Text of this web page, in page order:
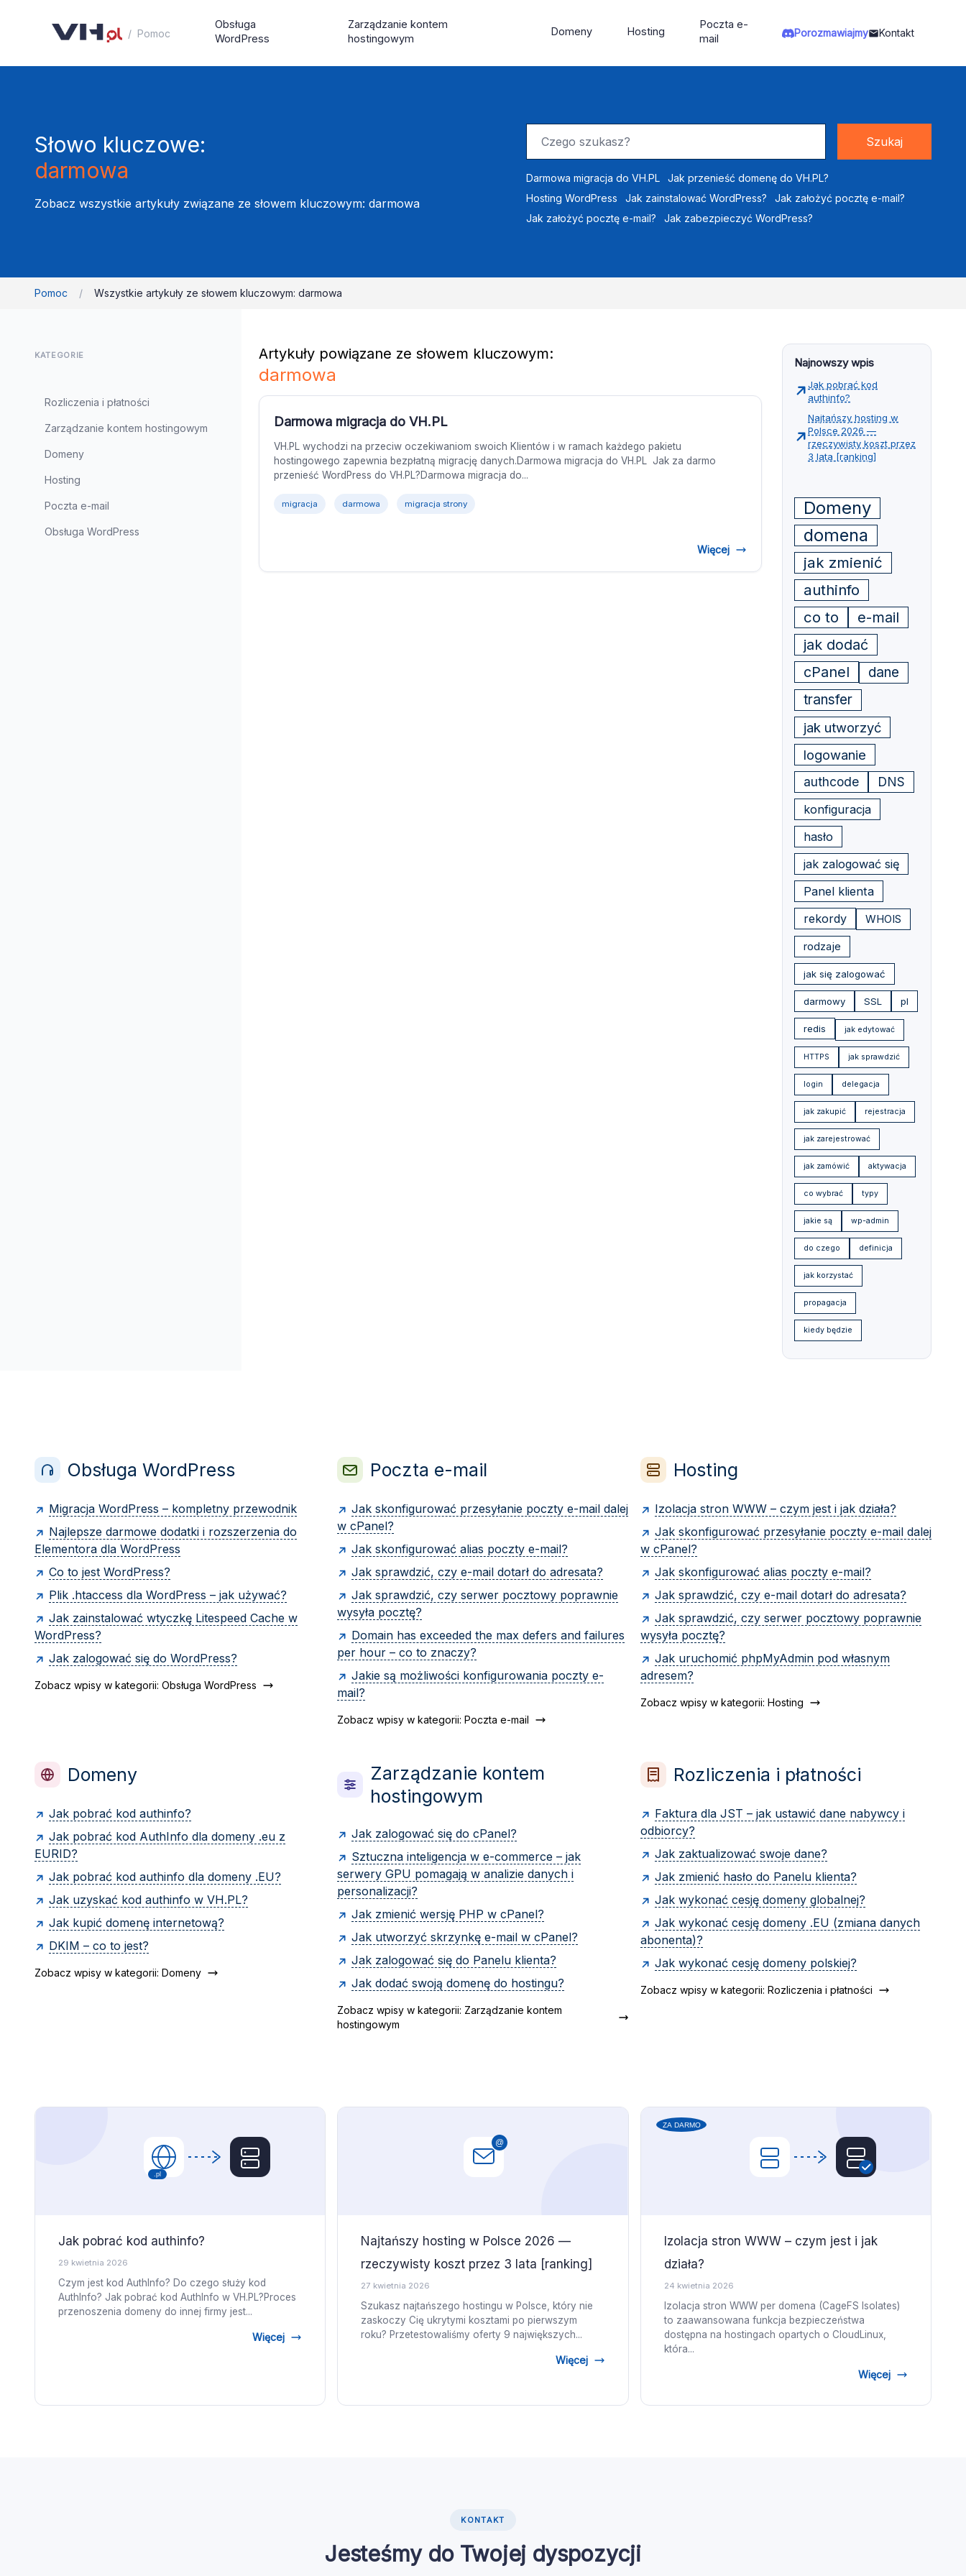
/ Pomoc
Obsługa
WordPress
Zarządzanie kontem
hostingowym
Domeny Hosting
Poczta e-
mail
Porozmawiajmy Kontakt
Słowo kluczowe:
darmowa
Zobacz wszystkie artykuły związane ze słowem kluczowym: darmowa
Szukaj
Darmowa migracja do VH.PL
Jak przenieść domenę do VH.PL?
Hosting WordPress
Jak zainstalować WordPress?
Jak założyć pocztę e-mail?
Jak założyć pocztę e-mail?
Jak zabezpieczyć WordPress?
Pomoc / Wszystkie artykuły ze słowem kluczowym: darmowa
KATEGORIE
Rozliczenia i płatności
Zarządzanie kontem hostingowym
Domeny
Hosting
Poczta e-mail
Obsługa WordPress
Artykuły powiązane ze słowem kluczowym:
darmowa
Darmowa migracja do VH.PL
VH.PL wychodzi na przeciw oczekiwaniom swoich Klientów i w ramach każdego pakietu
hostingowego zapewnia bezpłatną migrację danych.Darmowa migracja do VH.PL Jak za darmo
przenieść WordPress do VH.PL?Darmowa migracja do...
migracja darmowa migracja strony
Więcej
Najnowszy wpis
Jak pobrać kod
authinfo?
Najtańszy hosting w
Polsce 2026 —
rzeczywisty koszt przez
3 lata [ranking]
Domeny
domena
jak zmienić
authinfo
co to
e-mail
jak dodać
cPanel
dane
transfer
jak utworzyć
logowanie
authcode DNS
konfiguracja
hasło
jak zalogować się
Panel klienta
rekordy
WHOIS
rodzaje
jak się zalogować
darmowy SSL pl
redis jak edytować
HTTPS jak sprawdzić
login delegacja
jak zakupić rejestracja
jak zarejestrować
jak zamówić aktywacja
co wybrać typy
jakie są wp-admin
do czego definicja
jak korzystać
propagacja
kiedy będzie
Obsługa WordPress
Migracja WordPress – kompletny przewodnik
Najlepsze darmowe dodatki i rozszerzenia do
Elementora dla WordPress
Co to jest WordPress?
Plik .htaccess dla WordPress – jak używać?
Jak zainstalować wtyczkę Litespeed Cache w
WordPress?
Jak zalogować się do WordPress?
Zobacz wpisy w kategorii: Obsługa WordPress
Poczta e-mail
Jak skonfigurować przesyłanie poczty e-mail dalej
w cPanel?
Jak skonfigurować alias poczty e-mail?
Jak sprawdzić, czy e-mail dotarł do adresata?
Jak sprawdzić, czy serwer pocztowy poprawnie
wysyła pocztę?
Domain has exceeded the max defers and failures
per hour – co to znaczy?
Jakie są możliwości konfigurowania poczty e-
mail?
Zobacz wpisy w kategorii: Poczta e-mail
Hosting
Izolacja stron WWW – czym jest i jak działa?
Jak skonfigurować przesyłanie poczty e-mail dalej
w cPanel?
Jak skonfigurować alias poczty e-mail?
Jak sprawdzić, czy e-mail dotarł do adresata?
Jak sprawdzić, czy serwer pocztowy poprawnie
wysyła pocztę?
Jak uruchomić phpMyAdmin pod własnym
adresem?
Zobacz wpisy w kategorii: Hosting
Domeny
Jak pobrać kod authinfo?
Jak pobrać kod AuthInfo dla domeny .eu z
EURID?
Jak pobrać kod authinfo dla domeny .EU?
Jak uzyskać kod authinfo w VH.PL?
Jak kupić domenę internetową?
DKIM – co to jest?
Zobacz wpisy w kategorii: Domeny
Zarządzanie kontem
hostingowym
Jak zalogować się do cPanel?
Sztuczna inteligencja w e-commerce – jak
serwery GPU pomagają w analizie danych i
personalizacji?
Jak zmienić wersję PHP w cPanel?
Jak utworzyć skrzynkę e-mail w cPanel?
Jak zalogować się do Panelu klienta?
Jak dodać swoją domenę do hostingu?
Zobacz wpisy w kategorii: Zarządzanie kontem
hostingowym
Rozliczenia i płatności
Faktura dla JST – jak ustawić dane nabywcy i
odbiorcy?
Jak zaktualizować swoje dane?
Jak zmienić hasło do Panelu klienta?
Jak wykonać cesję domeny globalnej?
Jak wykonać cesję domeny .EU (zmiana danych
abonenta)?
Jak wykonać cesję domeny polskiej?
Zobacz wpisy w kategorii: Rozliczenia i płatności
Jak pobrać kod authinfo?
29 kwietnia 2026
Czym jest kod AuthInfo? Do czego służy kod
AuthInfo? Jak pobrać kod AuthInfo w VH.PL?Proces
przenoszenia domeny do innej firmy jest...
Więcej
Najtańszy hosting w Polsce 2026 —
rzeczywisty koszt przez 3 lata [ranking]
27 kwietnia 2026
Szukasz najtańszego hostingu w Polsce, który nie
zaskoczy Cię ukrytymi kosztami po pierwszym
roku? Przetestowaliśmy oferty 9 największych...
Więcej
Izolacja stron WWW – czym jest i jak
działa?
24 kwietnia 2026
Izolacja stron WWW per domena (CageFS Isolates)
to zaawansowana funkcja bezpieczeństwa
dostępna na hostingach opartych o CloudLinux,
która...
Więcej
KONTAKT
Jesteśmy do Twojej dyspozycji